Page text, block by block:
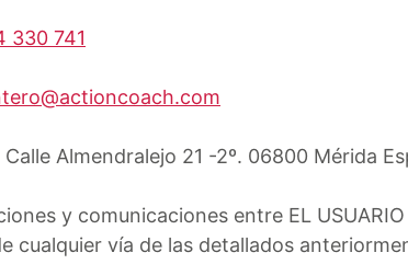
330 741
Almendralejo 21 -2º. 06800 Mérida
y comunicaciones entre EL
cualquier vía de las detallados